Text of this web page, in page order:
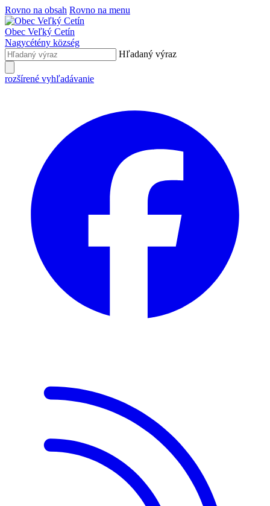
Rovno na obsah Rovno na menu
Obec Veľký Cetín
Nagycétény község
Hľadaný výraz
rozšírené vyhľadávanie